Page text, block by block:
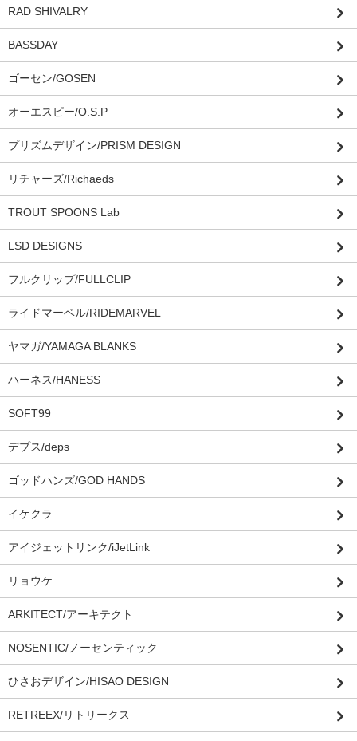
RAD SHIVALRY
BASSDAY
ゴーセン/GOSEN
オーエスピー/O.S.P
プリズムデザイン/PRISM DESIGN
リチャーズ/Richaeds
TROUT SPOONS Lab
LSD DESIGNS
フルクリップ/FULLCLIP
ライドマーベル/RIDEMARVEL
ヤマガ/YAMAGA BLANKS
ハーネス/HANESS
SOFT99
デプス/deps
ゴッドハンズ/GOD HANDS
イケクラ
アイジェットリンク/iJetLink
リョウケ
ARKITECT/アーキテクト
NOSENTIC/ノーセンティック
ひさおデザイン/HISAO DESIGN
RETREEX/リトリークス